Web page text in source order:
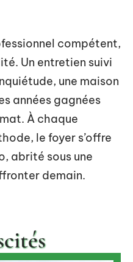
compétent,
Un entretien suivi
une maison
années gagnées
À chaque
le foyer s’offre
abrité sous une
demain.